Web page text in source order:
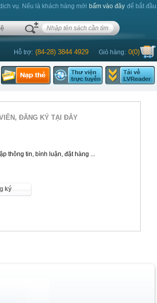
vụ. Nếu là khách hàng mới bấm vào đây để bắt đầu
Hỗ trợ: (84-28) 3844 4929 Giỏ hàng: 0(0)
ĐĂNG KÝ TẠI ĐÂY
thông tin, bình luận, đặt hàng ...
ký